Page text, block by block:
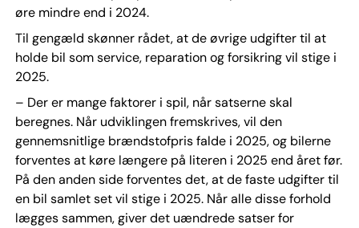
øre mindre end i 2024.
Til gengæld skønner rådet, at de øvrige udgifter til at
holde bil som service, reparation og forsikring vil stige i
2025.
– Der er mange faktorer i spil, når satserne skal
beregnes. Når udviklingen fremskrives, vil den
gennemsnitlige brændstofpris falde i 2025, og bilerne
forventes at køre længere på literen i 2025 end året før.
På den anden side forventes det, at de faste udgifter til
en bil samlet set vil stige i 2025. Når alle disse forhold
lægges sammen, giver det uændrede satser for